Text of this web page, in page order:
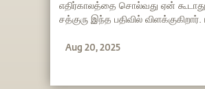
எதிர்காலத்தை சொல்வது ஏன்
சத்குரு இந்த பதிவில்
சொல்வதில்லை என்ற காரணத்தையும்
Aug 20, 2025